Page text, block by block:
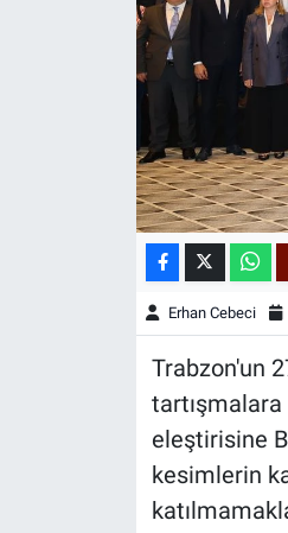
Erhan Cebeci
Trabzon'un
tartışmalara
eleştirisine
kesimlerin